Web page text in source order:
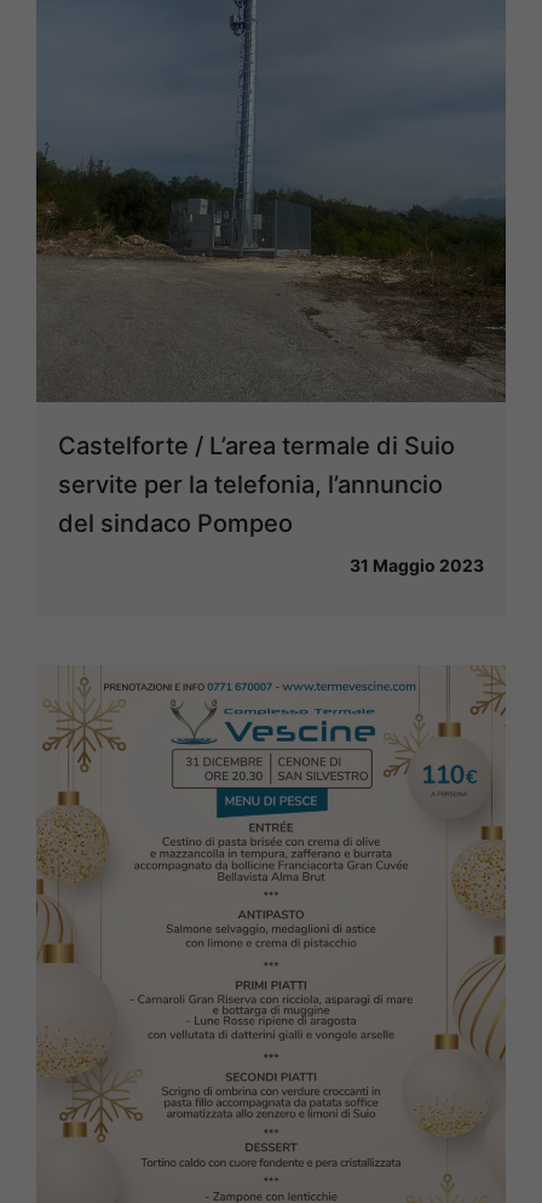
Castelforte / L’area termale di Suio
servite per la telefonia, l’annuncio
del sindaco Pompeo
31 Maggio 2023